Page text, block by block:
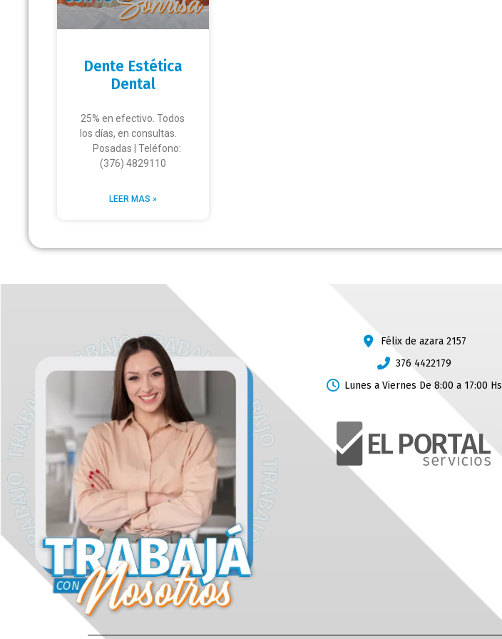
Dente Estética
Dental
25% en efectivo. Todos
los días, en consultas.
Posadas | Teléfono:
(376) 4829110
LEER MAS »
Félix de azara 2157
376 4422179
Lunes a Viernes De 8:00 a 17:00 Hs